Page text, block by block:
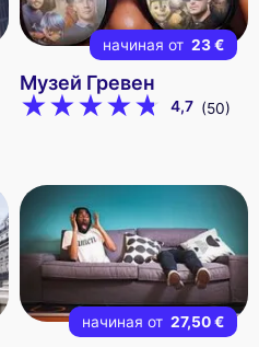
начиная от 23 €
Музей Гревен
4,7 (50)
начиная от 27,50 €